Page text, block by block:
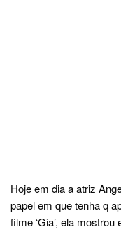
Hoje em dia a atriz
papel em que tenha q
filme ‘Gia’, ela